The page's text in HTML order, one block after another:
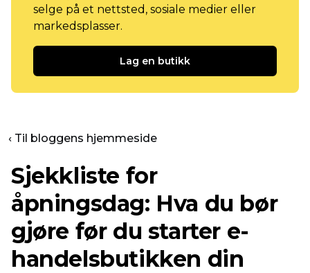
selge på et nettsted, sosiale medier eller
markedsplasser.
Lag en butikk
‹ Til bloggens hjemmeside
Sjekkliste for
åpningsdag: Hva du bør
gjøre før du starter e-
handelsbutikken din